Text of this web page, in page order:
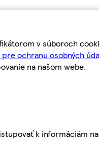
v súboroch
ochranu osobných
na našom webe.
k informáciám